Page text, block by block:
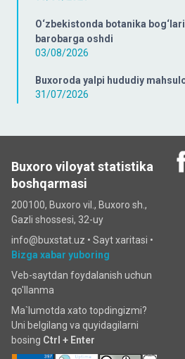
O‘zbekistonda botanika
barobarga oshdi
03/08/2026
Buxoroda yalpi hududiy
31/07/2026
Buxoro viloyat statistika
boshqarmasi
200100, Buxoro vil., Buxoro sh.,
Gazli shossesi, 32-uy
info@buxstat.uz • Sayt xaritasi •
Bizga xabar yuboring
Veb-saytdan foydalanish uchun
qo'llanma
Ma`lumotda xato topdingizmi?
Uni belgilang va quyidagilarni
bosing Ctrl + Enter